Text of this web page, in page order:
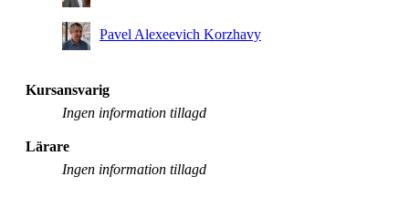
Pavel Alexeevich Korzhavy
Kursansvarig
Ingen information tillagd
Lärare
Ingen information tillagd